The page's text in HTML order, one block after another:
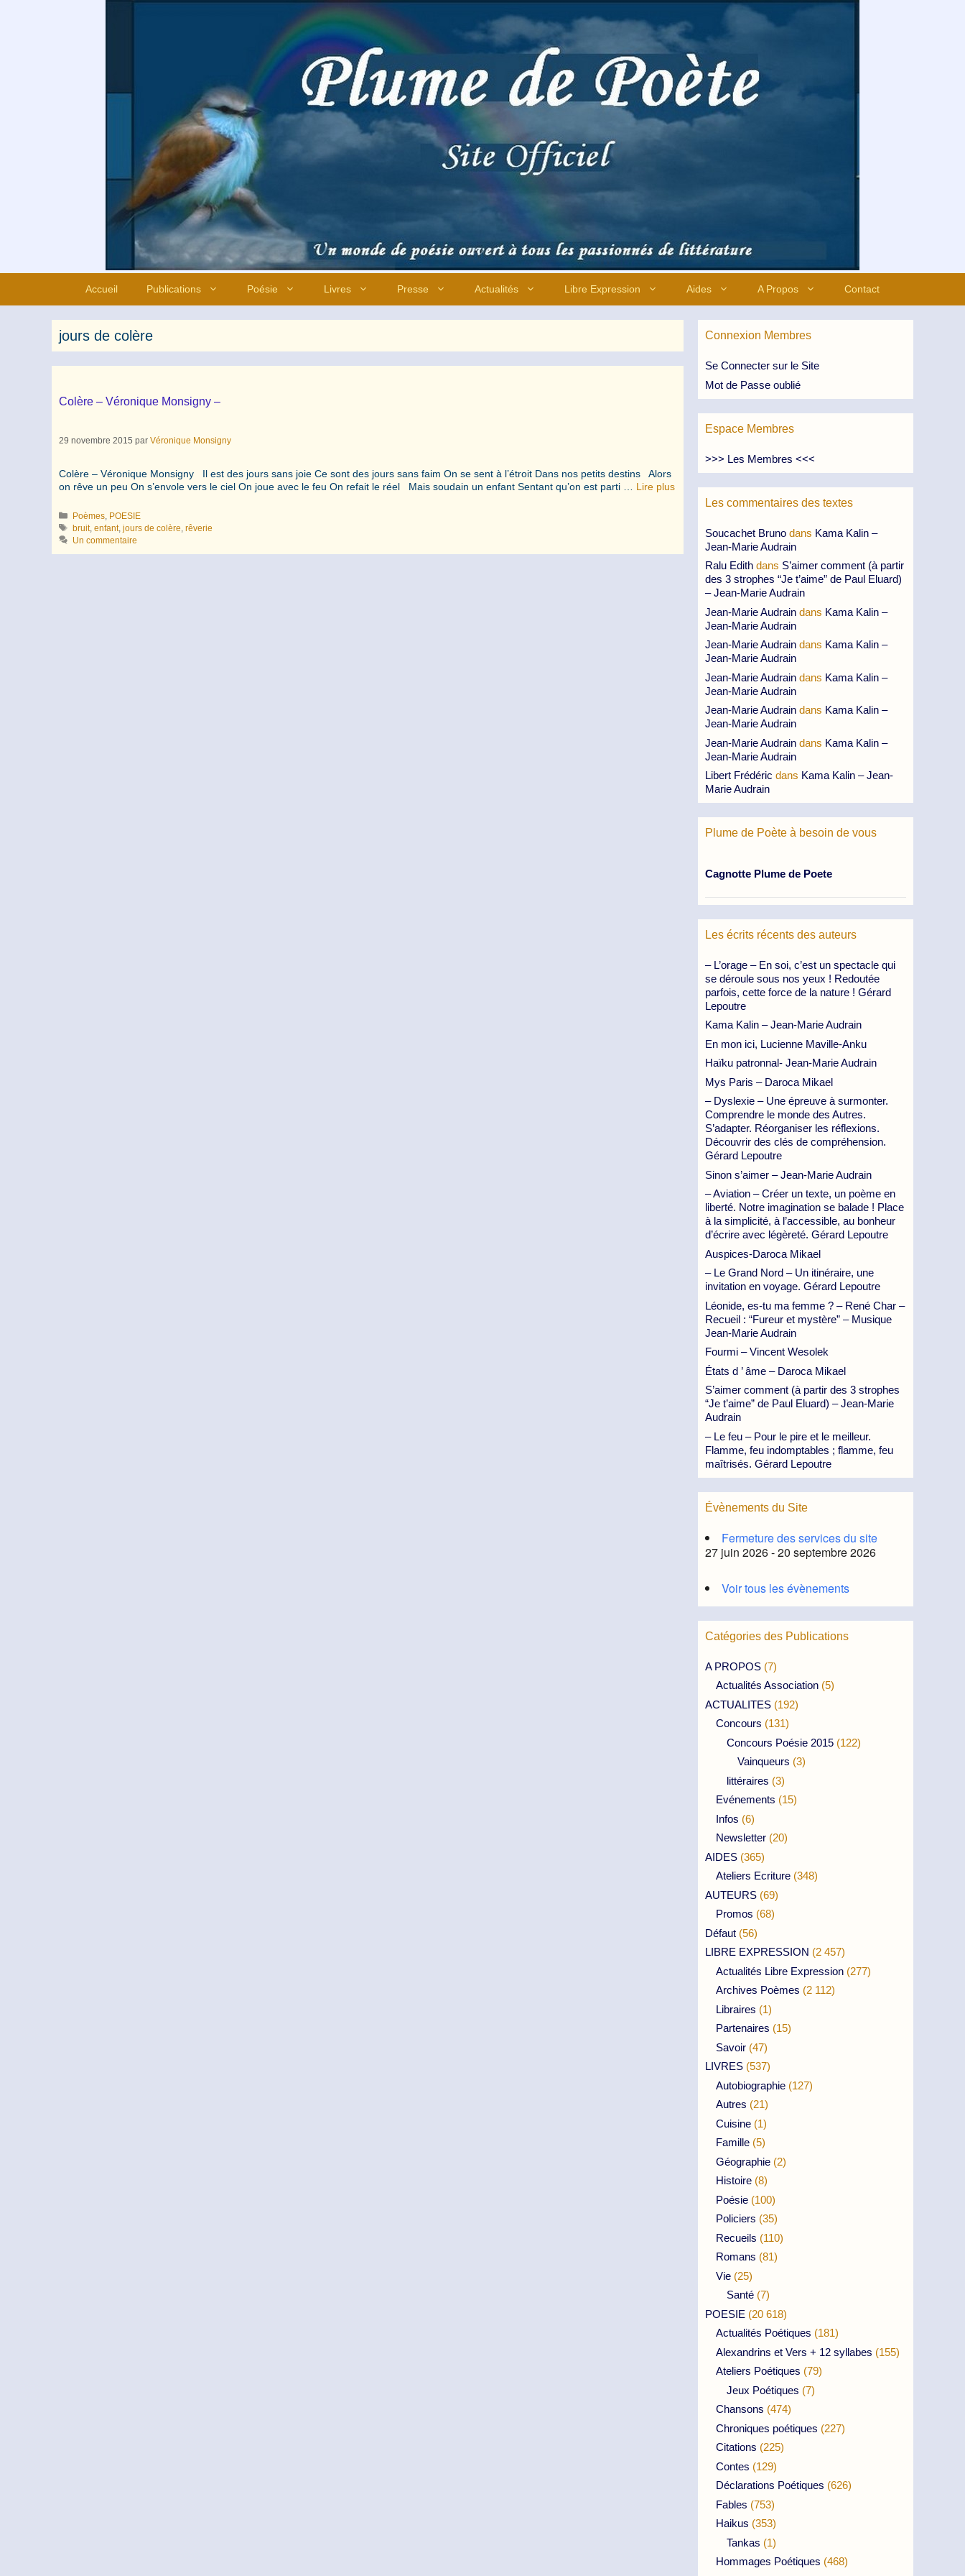
Accueil Publications Poésie Livres Presse Actualités Libre Expression Aides A Propos Contact
jours de colère
Colère – Véronique Monsigny –
29 novembre 2015 par Véronique Monsigny
Colère – Véronique Monsigny Il est des jours sans joie Ce sont des jours sans faim On se sent à l’étroit Dans nos petits destins Alors
on rêve un peu On s’envole vers le ciel On joue avec le feu On refait le réel Mais soudain un enfant Sentant qu’on est parti … Lire plus
Catégories
Poèmes POESIE
Étiquettes
bruit,enfant,jours de colère ,rêverie
Un commentaire
Connexion Membres
Se Connecter sur le Site
Mot de Passe oublié
Espace Membres
>>> Les Membres <<<
Les commentaires des textes
Soucachet Bruno dans Kama Kalin –
Jean-Marie Audrain
Ralu Edith dans S’aimer comment (à partir
des 3 strophes “Je t’aime” de Paul Eluard)
– Jean-Marie Audrain
Jean-Marie Audrain dans Kama Kalin –
Jean-Marie Audrain
Jean-Marie Audrain dans Kama Kalin –
Jean-Marie Audrain
Jean-Marie Audrain dans Kama Kalin –
Jean-Marie Audrain
Jean-Marie Audrain dans Kama Kalin –
Jean-Marie Audrain
Jean-Marie Audrain dans Kama Kalin –
Jean-Marie Audrain
Libert Frédéric dans Kama Kalin – Jean-
Marie Audrain
Plume de Poète à besoin de vous
Cagnotte Plume de Poete
Les écrits récents des auteurs
– L’orage – En soi, c’est un spectacle qui
se déroule sous nos yeux ! Redoutée
parfois, cette force de la nature ! Gérard
Lepoutre
Kama Kalin – Jean-Marie Audrain
En mon ici, Lucienne Maville-Anku
Haïku patronnal- Jean-Marie Audrain
Mys Paris – Daroca Mikael
– Dyslexie – Une épreuve à surmonter.
Comprendre le monde des Autres.
S’adapter. Réorganiser les réflexions.
Découvrir des clés de compréhension.
Gérard Lepoutre
Sinon s’aimer – Jean-Marie Audrain
– Aviation – Créer un texte, un poème en
liberté. Notre imagination se balade ! Place
à la simplicité, à l’accessible, au bonheur
d’écrire avec légèreté. Gérard Lepoutre
Auspices-Daroca Mikael
– Le Grand Nord – Un itinéraire, une
invitation en voyage. Gérard Lepoutre
Léonide, es-tu ma femme ? – René Char –
Recueil : “Fureur et mystère” – Musique
Jean-Marie Audrain
Fourmi – Vincent Wesolek
États d ’ âme – Daroca Mikael
S’aimer comment (à partir des 3 strophes
“Je t’aime” de Paul Eluard) – Jean-Marie
Audrain
– Le feu – Pour le pire et le meilleur.
Flamme, feu indomptables ; flamme, feu
maîtrisés. Gérard Lepoutre
Évènements du Site
Fermeture des services du site
27 juin 2026 - 20 septembre 2026
Voir tous les évènements
Catégories des Publications
A PROPOS (7)
Actualités Association (5)
ACTUALITES (192)
Concours (131)
Concours Poésie 2015 (122)
Vainqueurs (3)
littéraires (3)
Evénements (15)
Infos (6)
Newsletter (20)
AIDES (365)
Ateliers Ecriture (348)
AUTEURS (69)
Promos (68)
Défaut (56)
LIBRE EXPRESSION (2 457)
Actualités Libre Expression (277)
Archives Poèmes (2 112)
Libraires (1)
Partenaires (15)
Savoir (47)
LIVRES (537)
Autobiographie (127)
Autres (21)
Cuisine (1)
Famille (5)
Géographie (2)
Histoire (8)
Poésie (100)
Policiers (35)
Recueils (110)
Romans (81)
Vie (25)
Santé (7)
POESIE (20 618)
Actualités Poétiques (181)
Alexandrins et Vers + 12 syllabes (155)
Ateliers Poétiques (79)
Jeux Poétiques (7)
Chansons (474)
Chroniques poétiques (227)
Citations (225)
Contes (129)
Déclarations Poétiques (626)
Fables (753)
Haikus (353)
Tankas (1)
Hommages Poétiques (468)